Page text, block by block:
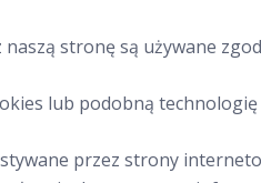
stronę są używane
lub podobną
przez strony